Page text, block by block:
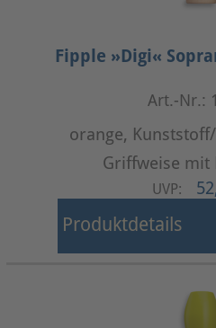
Fipple »Digi«
Art.-Nr.:
orange,
Griffweise mit
UVP:
Produktdetails